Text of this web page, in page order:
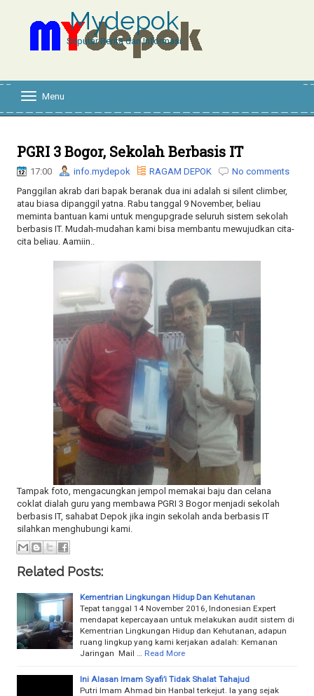
Mydepok
Seputar Berita dan Informasi
l
e
n
a
v
i
g
a
i
Menu
PGRI 3 Bogor, Sekolah Berbasis IT
17:00 info.mydepok RAGAM DEPOK
No comments
Panggilan akrab dari bapak beranak dua ini adalah si silent climber,
atau biasa dipanggil yatna. Rabu tanggal 9 November, beliau
meminta bantuan kami untuk mengupgrade seluruh sistem sekolah
berbasis IT. Mudah-mudahan kami bisa membantu mewujudkan cita-
cita beliau. Aamiin..
Tampak foto, mengacungkan jempol memakai baju dan celana
coklat dialah guru yang membawa PGRI 3 Bogor menjadi sekolah
berbasis IT, sahabat Depok jika ingin sekolah anda berbasis IT
silahkan menghubungi kami.
Related Posts:
Kementrian Lingkungan Hidup Dan Kehutanan
Tepat tanggal 14 November 2016, Indonesian Expert
mendapat kepercayaan untuk melakukan audit sistem di
Kementrian Lingkungan Hidup dan Kehutanan, adapun
ruang lingkup yang kami kerjakan adalah: Kemanan
Jaringan Mail …
Read More
Ini Alasan Imam Syafi’i Tidak Shalat Tahajud
Putri Imam Ahmad bin Hanbal terkejut. Ia yang sejak